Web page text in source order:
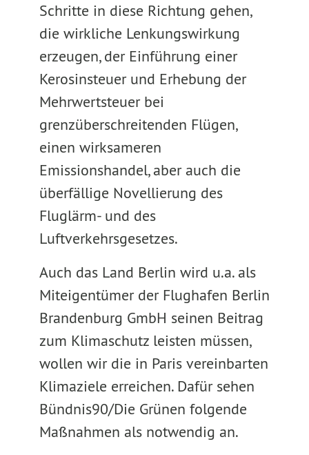
Schritte in diese Richtung gehen,
die wirkliche Lenkungswirkung
erzeugen, der Einführung einer
Kerosinsteuer und Erhebung der
Mehrwertsteuer bei
grenzüberschreitenden Flügen,
einen wirksameren
Emissionshandel, aber auch die
überfällige Novellierung des
Fluglärm- und des
Luftverkehrsgesetzes.
Auch das Land Berlin wird u.a. als
Miteigentümer der Flughafen Berlin
Brandenburg GmbH seinen Beitrag
zum Klimaschutz leisten müssen,
wollen wir die in Paris vereinbarten
Klimaziele erreichen. Dafür sehen
Bündnis90/Die Grünen folgende
Maßnahmen als notwendig an.